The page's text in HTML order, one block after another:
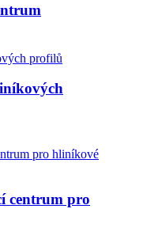
centrum pro